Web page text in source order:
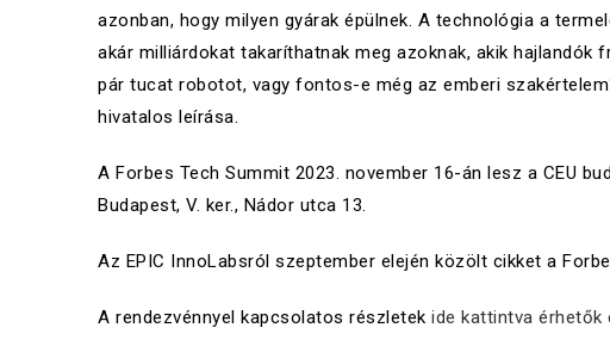
azonban, hogy milyen gyárak épülnek. A technológia a
akár milliárdokat takaríthatnak meg azoknak, akik hajlandók
pár tucat robotot, vagy fontos-e még az emberi
hivatalos leírása.
A Forbes Tech Summit 2023. november 16-án lesz a CEU
Budapest, V. ker., Nádor utca 13.
Az EPIC InnoLabsról szeptember elején közölt cikket a
A rendezvénnyel kapcsolatos részletek ide kattintva érhetők